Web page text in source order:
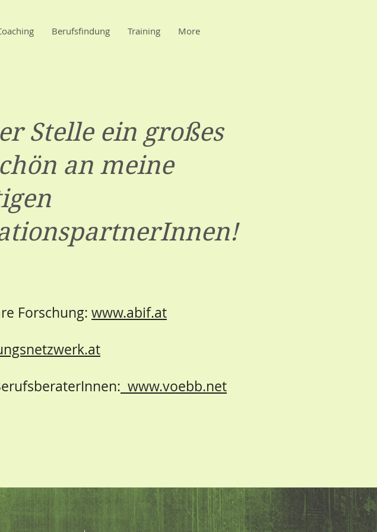
Berufsfindung Training More
Stelle ein großes
an meine
Forschung: www.abif.at
www.voebb.net